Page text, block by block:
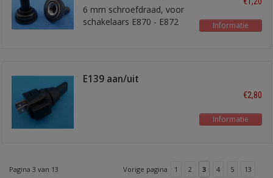
6 mm schroefdraad, voor
schakelaars E870 - E872
Informatie
E139 aan/uit
€2,80
Informatie
Pagina 3 van 13 Vorige pagina 1 2 3 4 5
13